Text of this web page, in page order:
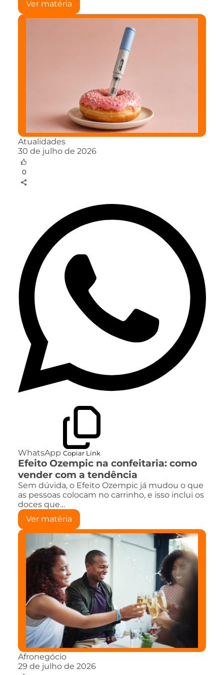
Ver matéria
Atualidades
30 de julho de 2026
0
WhatsApp Copiar Link
Efeito Ozempic na confeitaria: como
vender com a tendência
Sem dúvida, o Efeito Ozempic já mudou o que
as pessoas colocam no carrinho, e isso inclui os
doces que…
Ver matéria
Afronegócio
29 de julho de 2026